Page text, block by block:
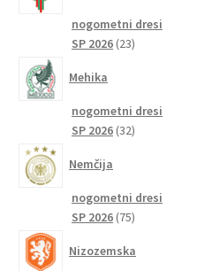
nogometni dresi
SP 2026 2323
Mehika
nogometni dresi
SP 2026 3232
Nemčija
nogometni dresi
SP 2026 7575
Nizozemska